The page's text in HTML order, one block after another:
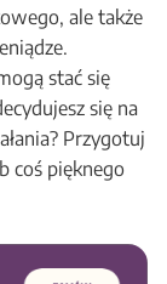
ale także
stać się
się na
Przygotuj
coś pięknego